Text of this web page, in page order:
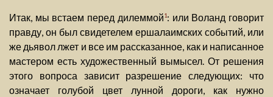
Итак, мы встаем перед дилеммой1: или Воланд говорит
правду, он был свидетелем ершалаимских событий, или
же дьявол лжет и все им рассказанное, как и написанное
мастером есть художественный вымысел. От решения
этого вопроса зависит разрешение следующих: что
означает голубой цвет лунной дороги, как нужно